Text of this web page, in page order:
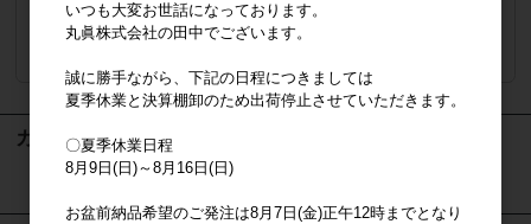
注文数
カート
いつも大変お世話になっております。
丸眞株式会社の田中でございます。
誠に勝手ながら、下記の日程につきましては
夏季休業と決算棚卸のため出荷停止させていただきます。
〇夏季休業日程
8月9日(日)～8月16日(日)
お盆前納品希望のご発注は8月7日(金)正午12時までとなり